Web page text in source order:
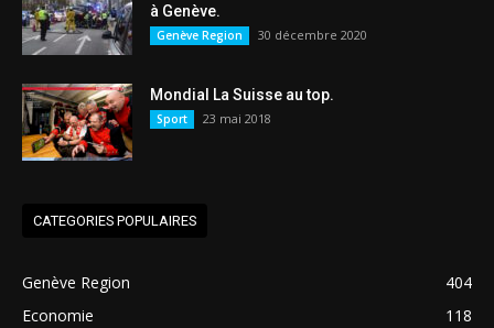
à Genève.
Genève Region 30 décembre 2020
Mondial La Suisse au top.
Sport 23 mai 2018
CATEGORIES POPULAIRES
Genève Region
404
Economie
118